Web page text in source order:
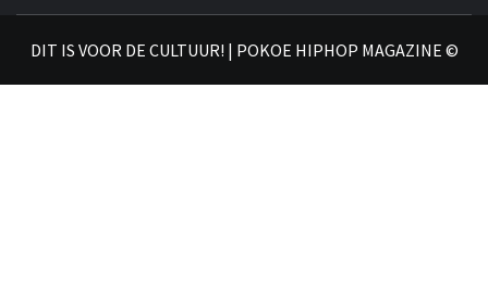
DIT IS VOOR DE CULTUUR! | POKOE HIPHOP MAGAZINE ©